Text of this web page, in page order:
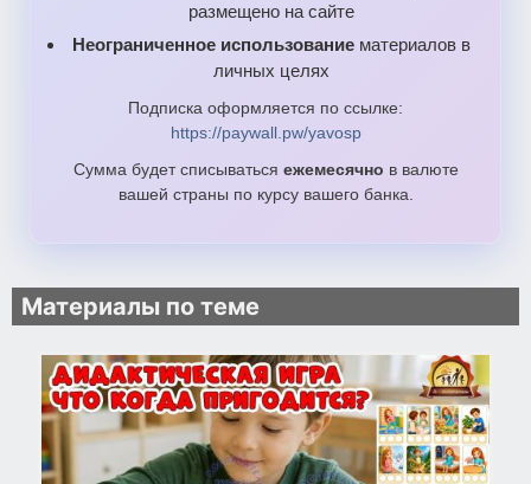
размещено на сайте
Неограниченное использование материалов в
личных целях
Подписка оформляется по ссылке:
https://paywall.pw/yavosp
Сумма будет списываться ежемесячно в валюте
вашей страны по курсу вашего банка.
Материалы по теме